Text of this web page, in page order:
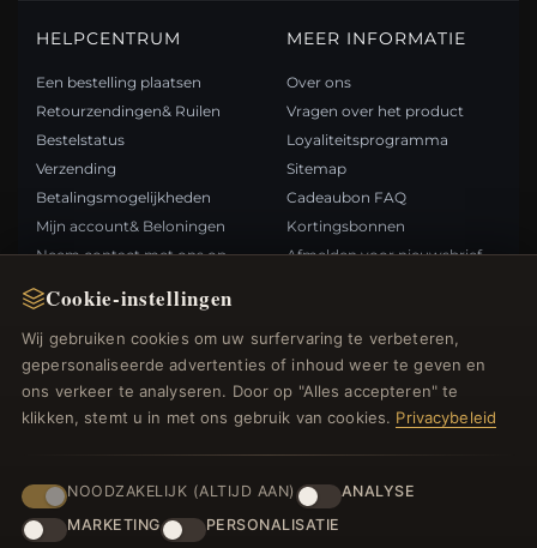
Cookie-instellingen
Wij gebruiken cookies om uw surfervaring te verbeteren,
gepersonaliseerde advertenties of inhoud weer te geven en
ons verkeer te analyseren. Door op "Alles accepteren" te
klikken, stemt u in met ons gebruik van cookies. Privacybeleid
NOODZAKELIJK (ALTIJD AAN)
ANALYSE
MARKETING
PERSONALISATIE
HELPCENTRUM
Een bestelling plaatsen
Retourzendingen& Ruilen
Bestelstatus
Verzending
Betalingsmogelijkheden
Mijn account& Beloningen
Neem contact met ons op
MEER INFORMATIE
Over ons
Vragen over het product
Loyaliteitsprogramma
Sitemap
Cadeaubon FAQ
Kortingsbonnen
Afmelden voor nieuwsbrief
Nieuwe producten
Specials
Blog
Inloggen
BETAALMETHODEN